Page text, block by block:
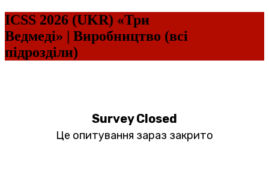
ICSS 2026 (UKR) «Три
Ведмеді» | Виробництво (всі
підрозділи)